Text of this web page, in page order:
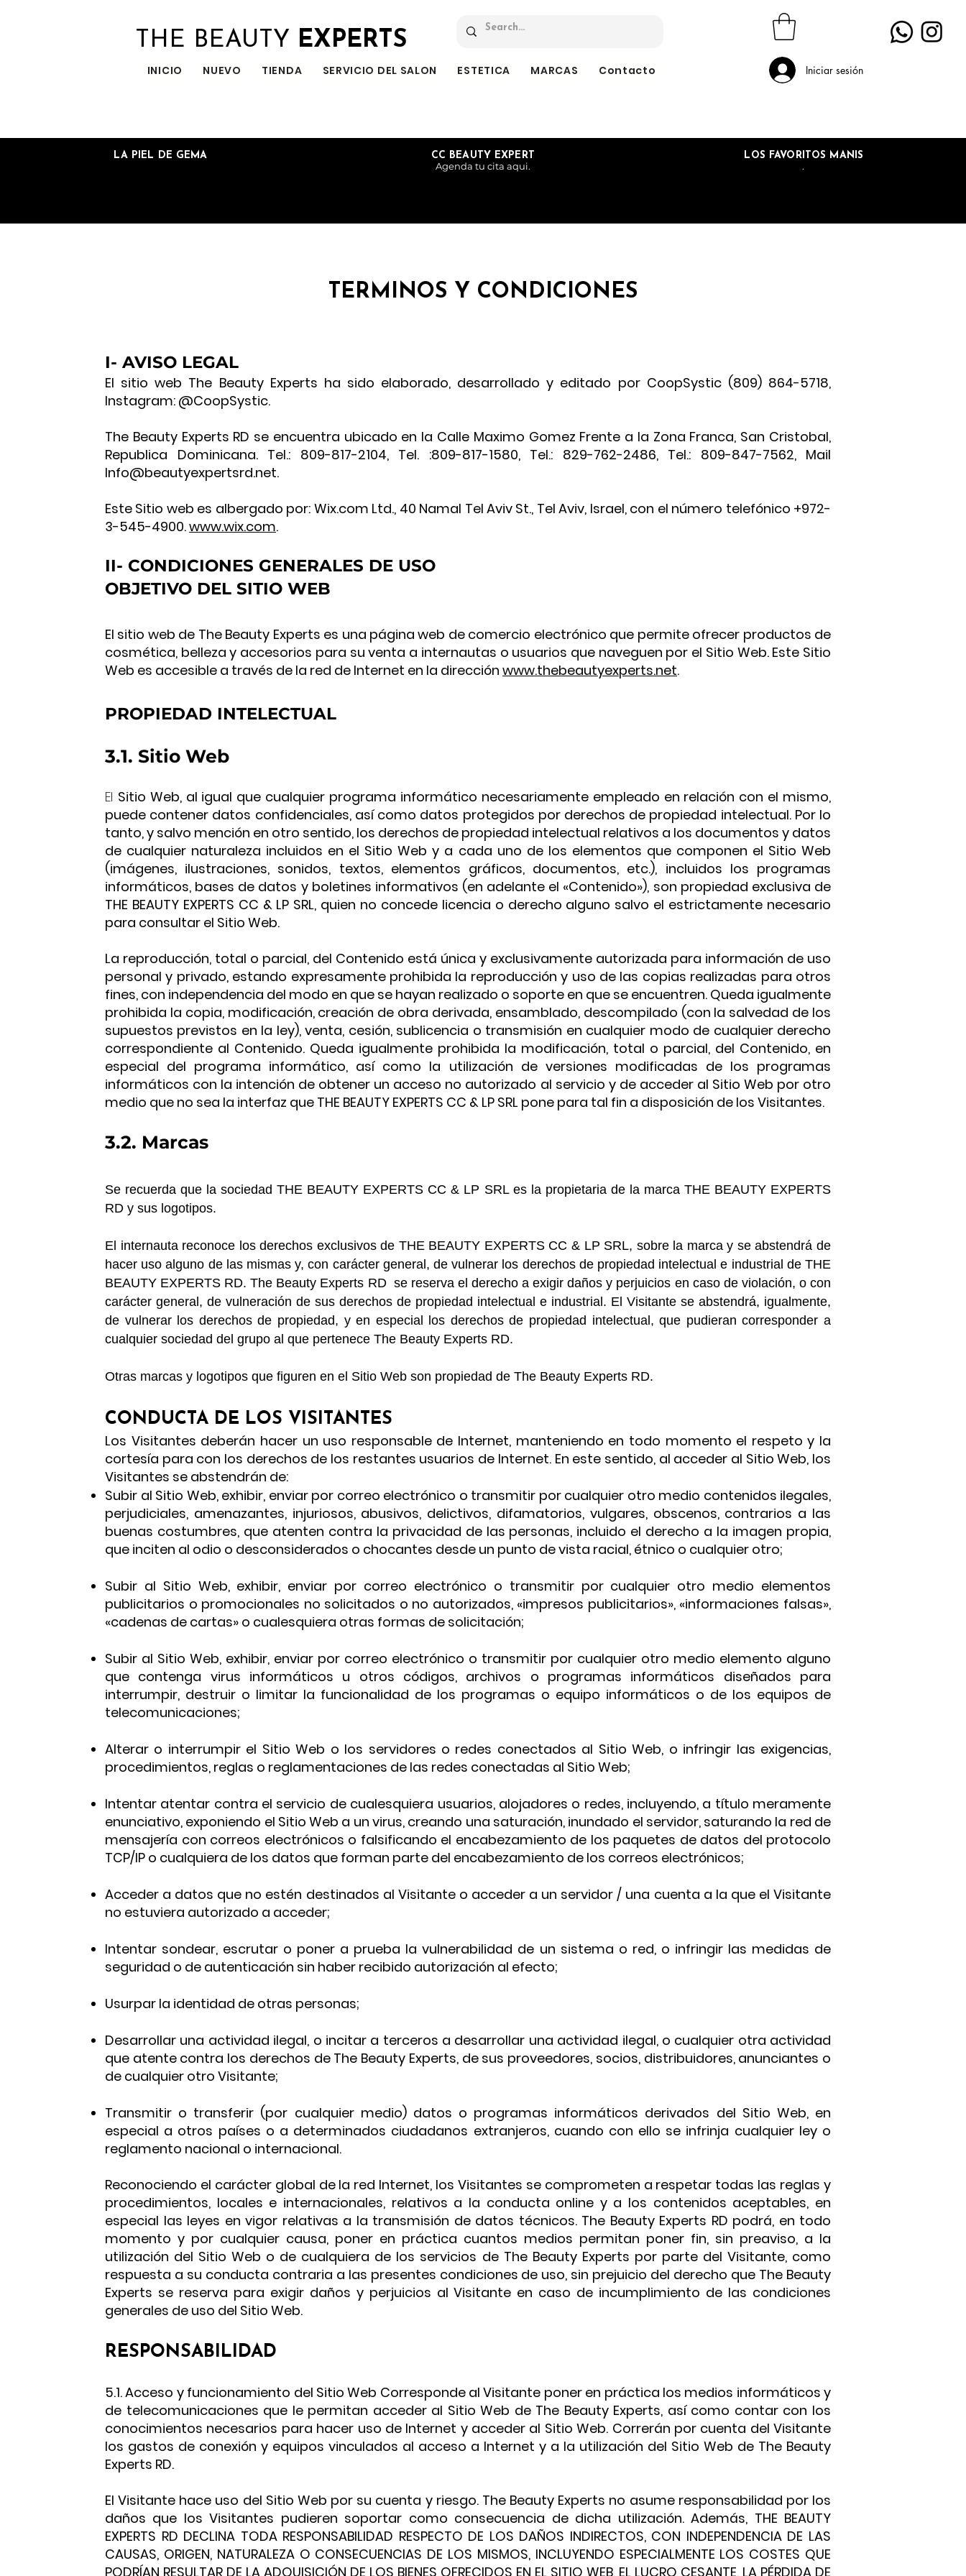
THE BEAUTY EXPERTS
INICIO NUEVO TIENDA SERVICIO DEL SALON ESTETICA MARCAS Contacto Iniciar sesión
LA PIEL DE GEMA CC BEAUTY EXPERT
Agenda tu cita aqui.
LOS FAVORITOS MANIS
.
TERMINOS Y CONDICIONES
I- AVISO LEGAL
El sitio web The Beauty Experts ha sido elaborado, desarrollado y editado por CoopSystic (809) 864-5718,
Instagram: @CoopSystic.
The Beauty Experts RD se encuentra ubicado en la Calle Maximo Gomez Frente a la Zona Franca, San Cristobal,
Republica Dominicana. Tel.: 809-817-2104, Tel. :809-817-1580, Tel.: 829-762-2486, Tel.: 809-847-7562, Mail
Info@beautyexpertsrd.net.
Este Sitio web es albergado por: Wix.com Ltd., 40 Namal Tel Aviv St., Tel Aviv, Israel, con el número telefónico +972-
3-545-4900.www.wix.com.
II- CONDICIONES GENERALES DE USO
OBJETIVO DEL SITIO WEB
El sitio web de The Beauty Experts es una página web de comercio electrónico que permite ofrecer productos de
cosmética, belleza y accesorios para su venta a internautas o usuarios que naveguen por el Sitio Web. Este Sitio
Web es accesible a través de la red de Internet en la dirección www.thebeautyexperts.net.
PROPIEDAD INTELECTUAL
3.1. Sitio Web
El Sitio Web, al igual que cualquier programa informático necesariamente empleado en relación con el mismo,
puede contener datos confidenciales, así como datos protegidos por derechos de propiedad intelectual. Por lo
tanto, y salvo mención en otro sentido, los derechos de propiedad intelectual relativos a los documentos y datos
de cualquier naturaleza incluidos en el Sitio Web y a cada uno de los elementos que componen el Sitio Web
(imágenes, ilustraciones, sonidos, textos, elementos gráficos, documentos, etc.), incluidos los programas
informáticos, bases de datos y boletines informativos (en adelante el «Contenido»), son propiedad exclusiva de
THE BEAUTY EXPERTS CC & LP SRL, quien no concede licencia o derecho alguno salvo el estrictamente necesario
para consultar el Sitio Web.
La reproducción, total o parcial, del Contenido está única y exclusivamente autorizada para información de uso
personal y privado, estando expresamente prohibida la reproducción y uso de las copias realizadas para otros
fines, con independencia del modo en que se hayan realizado o soporte en que se encuentren. Queda igualmente
prohibida la copia, modificación, creación de obra derivada, ensamblado, descompilado (con la salvedad de los
supuestos previstos en la ley), venta, cesión, sublicencia o transmisión en cualquier modo de cualquier derecho
correspondiente al Contenido. Queda igualmente prohibida la modificación, total o parcial, del Contenido, en
especial del programa informático, así como la utilización de versiones modificadas de los programas
informáticos con la intención de obtener un acceso no autorizado al servicio y de acceder al Sitio Web por otro
medio que no sea la interfaz que THE BEAUTY EXPERTS CC & LP SRL pone para tal fin a disposición de los Visitantes.
3.2. Marcas
Se recuerda que la sociedad THE BEAUTY EXPERTS CC & LP SRL es la propietaria de la marca THE BEAUTY EXPERTS
RD y sus logotipos.
El internauta reconoce los derechos exclusivos de THE BEAUTY EXPERTS CC & LP SRL, sobre la marca y se abstendrá de
hacer uso alguno de las mismas y, con carácter general, de vulnerar los derechos de propiedad intelectual e industrial de THE
BEAUTY EXPERTS RD. The Beauty Experts RD se reserva el derecho a exigir daños y perjuicios en caso de violación, o con
carácter general, de vulneración de sus derechos de propiedad intelectual e industrial. El Visitante se abstendrá, igualmente,
de vulnerar los derechos de propiedad, y en especial los derechos de propiedad intelectual, que pudieran corresponder a
cualquier sociedad del grupo al que pertenece The Beauty Experts RD.
Otras marcas y logotipos que figuren en el Sitio Web son propiedad de The Beauty Experts RD.
CONDUCTA DE LOS VISITANTES
Los Visitantes deberán hacer un uso responsable de Internet, manteniendo en todo momento el respeto y la
cortesía para con los derechos de los restantes usuarios de Internet. En este sentido, al acceder al Sitio Web, los
Visitantes se abstendrán de:
Subir al Sitio Web, exhibir, enviar por correo electrónico o transmitir por cualquier otro medio contenidos ilegales,
perjudiciales, amenazantes, injuriosos, abusivos, delictivos, difamatorios, vulgares, obscenos, contrarios a las
buenas costumbres, que atenten contra la privacidad de las personas, incluido el derecho a la imagen propia,
que inciten al odio o desconsiderados o chocantes desde un punto de vista racial, étnico o cualquier otro;
Subir al Sitio Web, exhibir, enviar por correo electrónico o transmitir por cualquier otro medio elementos
publicitarios o promocionales no solicitados o no autorizados, «impresos publicitarios», «informaciones falsas»,
«cadenas de cartas» o cualesquiera otras formas de solicitación;
Subir al Sitio Web, exhibir, enviar por correo electrónico o transmitir por cualquier otro medio elemento alguno
que contenga virus informáticos u otros códigos, archivos o programas informáticos diseñados para
interrumpir, destruir o limitar la funcionalidad de los programas o equipo informáticos o de los equipos de
telecomunicaciones;
Alterar o interrumpir el Sitio Web o los servidores o redes conectados al Sitio Web, o infringir las exigencias,
procedimientos, reglas o reglamentaciones de las redes conectadas al Sitio Web;
Intentar atentar contra el servicio de cualesquiera usuarios, alojadores o redes, incluyendo, a título meramente
enunciativo, exponiendo el Sitio Web a un virus, creando una saturación, inundado el servidor, saturando la red de
mensajería con correos electrónicos o falsificando el encabezamiento de los paquetes de datos del protocolo
TCP/IP o cualquiera de los datos que forman parte del encabezamiento de los correos electrónicos;
Acceder a datos que no estén destinados al Visitante o acceder a un servidor / una cuenta a la que el Visitante
no estuviera autorizado a acceder;
Intentar sondear, escrutar o poner a prueba la vulnerabilidad de un sistema o red, o infringir las medidas de
seguridad o de autenticación sin haber recibido autorización al efecto;
Usurpar la identidad de otras personas;
Desarrollar una actividad ilegal, o incitar a terceros a desarrollar una actividad ilegal, o cualquier otra actividad
que atente contra los derechos de The Beauty Experts, de sus proveedores, socios, distribuidores, anunciantes o
de cualquier otro Visitante;
Transmitir o transferir (por cualquier medio) datos o programas informáticos derivados del Sitio Web, en
especial a otros países o a determinados ciudadanos extranjeros, cuando con ello se infrinja cualquier ley o
reglamento nacional o internacional.
Reconociendo el carácter global de la red Internet, los Visitantes se comprometen a respetar todas las reglas y
procedimientos, locales e internacionales, relativos a la conducta online y a los contenidos aceptables, en
especial las leyes en vigor relativas a la transmisión de datos técnicos. The Beauty Experts RD podrá, en todo
momento y por cualquier causa, poner en práctica cuantos medios permitan poner fin, sin preaviso, a la
utilización del Sitio Web o de cualquiera de los servicios de The Beauty Experts por parte del Visitante, como
respuesta a su conducta contraria a las presentes condiciones de uso, sin prejuicio del derecho que The Beauty
Experts se reserva para exigir daños y perjuicios al Visitante en caso de incumplimiento de las condiciones
generales de uso del Sitio Web.
RESPONSABILIDAD
5.1. Acceso y funcionamiento del Sitio Web Corresponde al Visitante poner en práctica los medios informáticos y
de telecomunicaciones que le permitan acceder al Sitio Web de The Beauty Experts, así como contar con los
conocimientos necesarios para hacer uso de Internet y acceder al Sitio Web. Correrán por cuenta del Visitante
los gastos de conexión y equipos vinculados al acceso a Internet y a la utilización del Sitio Web de The Beauty
Experts RD.
El Visitante hace uso del Sitio Web por su cuenta y riesgo. The Beauty Experts no asume responsabilidad por los
daños que los Visitantes pudieren soportar como consecuencia de dicha utilización. Además, THE BEAUTY
EXPERTS RD DECLINA TODA RESPONSABILIDAD RESPECTO DE LOS DAÑOS INDIRECTOS, CON INDEPENDENCIA DE LAS
CAUSAS, ORIGEN, NATURALEZA O CONSECUENCIAS DE LOS MISMOS, INCLUYENDO ESPECIALMENTE LOS COSTES QUE
PODRÍAN RESULTAR DE LA ADQUISICIÓN DE LOS BIENES OFRECIDOS EN EL SITIO WEB, EL LUCRO CESANTE, LA PÉRDIDA DE